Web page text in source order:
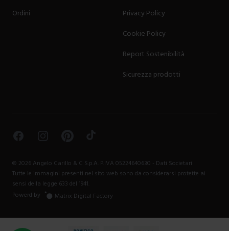
Ordini
Privacy Policy
Cookie Policy
Report Sostenibilità
Sicurezza prodotti
FacebookInstagramPinterestTikTok
© 2026 Angelo Carillo & C S.p.A. P.IVA 05224640630 - Dati Societari
Tutte le immagini presenti nel sito web sono da considerarsi protette ai
sensi della legge 633 del 1941.
Powerd by
Matrix Digital Factory